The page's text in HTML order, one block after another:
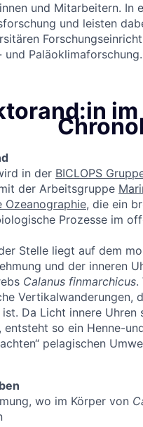
und Mitarbeitern. In
und leisten
und Paläoklimaforschung.
in der BICLOPS
der Arbeitsgruppe
Ozeanographie, die ein
Prozesse im
Stelle liegt auf dem
und der inneren
Calanus finmarchicus.
Vertikalwanderungen,
Da Licht innere
entsteht so ein Henne-
pelagischen
wo im Körper von